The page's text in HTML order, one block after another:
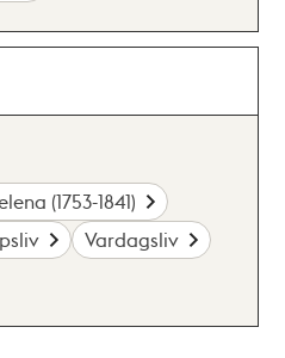
(1753-1841)
Vardagsliv